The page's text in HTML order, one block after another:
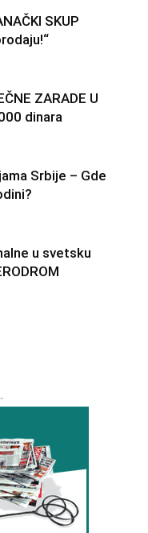
SKUP
ZARADE U
dinara
Srbije – Gde
u svetsku